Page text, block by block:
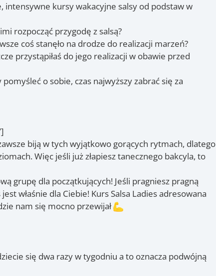
intensywne kursy wakacyjne salsy od podstaw w
rozpocząć przygodę z salsą?
coś stanęło na drodze do realizacji marzeń?
przystąpiłaś do jego realizacji w obawie przed
o sobie, czas najwyższy zabrać się za
biją w tych wyjątkowo gorących rytmach, dlatego
Więc jeśli już złapiesz tanecznego bakcyla, to
grupę dla początkujących! Jeśli pragniesz pragną
właśnie dla Ciebie! Kurs Salsa Ladies adresowana
nam się mocno przewijał
się dwa razy w tygodniu a to oznacza podwójną